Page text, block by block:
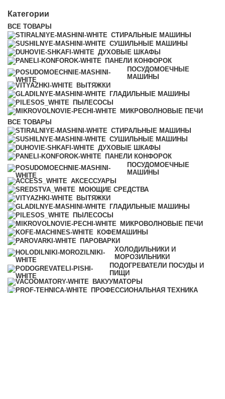
Категории
ВСЕ ТОВАРЫ
СТИРАЛЬНЫЕ МАШИНЫ
СУШИЛЬНЫЕ МАШИНЫ
ДУХОВЫЕ ШКАФЫ
ПАНЕЛИ КОНФОРОК
ПОСУДОМОЕЧНЫЕ
МАШИНЫ
ВЫТЯЖКИ
ГЛАДИЛЬНЫЕ МАШИНЫ
ПЫЛЕСОСЫ
МИКРОВОЛНОВЫЕ ПЕЧИ
ВСЕ ТОВАРЫ
СТИРАЛЬНЫЕ МАШИНЫ
СУШИЛЬНЫЕ МАШИНЫ
ДУХОВЫЕ ШКАФЫ
ПАНЕЛИ КОНФОРОК
ПОСУДОМОЕЧНЫЕ
МАШИНЫ
АКСЕССУАРЫ
МОЮЩИЕ СРЕДСТВА
ВЫТЯЖКИ
ГЛАДИЛЬНЫЕ МАШИНЫ
ПЫЛЕСОСЫ
МИКРОВОЛНОВЫЕ ПЕЧИ
КОФЕМАШИНЫ
ПАРОВАРКИ
ХОЛОДИЛЬНИКИ И
МОРОЗИЛЬНИКИ
ПОДОГРЕВАТЕЛИ ПОСУДЫ И
ПИЩИ
ВАКУУМАТОРЫ
ПРОФЕССИОНАЛЬНАЯ ТЕХНИКА